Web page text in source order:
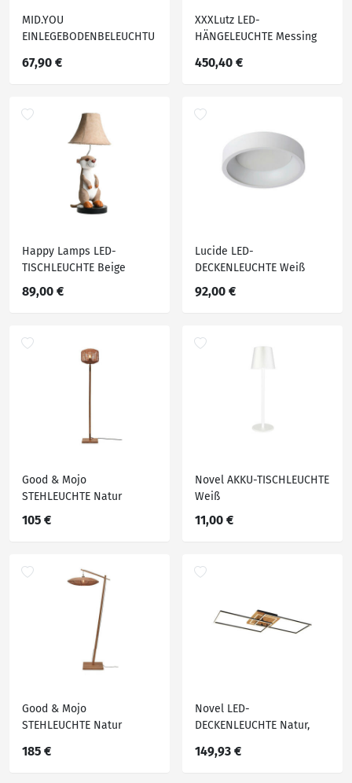
MID.YOU
EINLEGEBODENBELEUCHTU
67,90 €
XXXLutz LED-
HÄNGELEUCHTE Messing
450,40 €
Happy Lamps LED-
TISCHLEUCHTE Beige
89,00 €
Lucide LED-
DECKENLEUCHTE Weiß
92,00 €
Good & Mojo
STEHLEUCHTE Natur
105 €
Novel AKKU-TISCHLEUCHTE
Weiß
11,00 €
Good & Mojo
STEHLEUCHTE Natur
185 €
Novel LED-
DECKENLEUCHTE Natur,
149,93 €